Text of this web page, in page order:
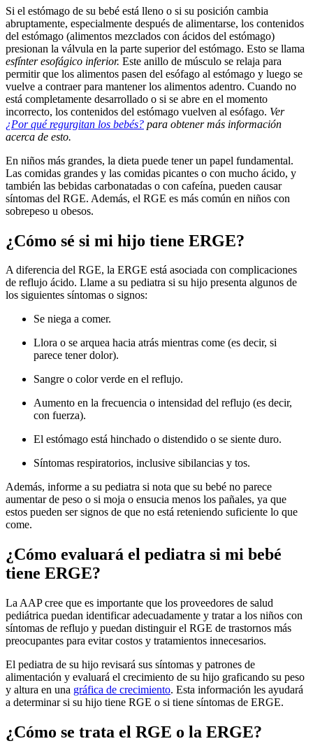
Si el estómago de su bebé está lleno o si su posición cambia
abruptamente, especialmente después de alimentarse, los contenidos
del estómago (alimentos mezclados con ácidos del estómago)
presionan la válvula en la parte superior del estómago. Esto se llama
esfínter esofágico inferior. Este anillo de músculo se relaja para
permitir que los alimentos pasen del esófago al estómago y luego se
vuelve a contraer para mantener los alimentos adentro. Cuando no
está completamente desarrollado o si se abre en el momento
incorrecto, los contenidos del estómago vuelven al esófago. Ver
¿Por qué regurgitan los bebés? para obtener más información
acerca de esto.
En niños más grandes, la dieta puede tener un papel fundamental.
Las comidas grandes y las comidas picantes o con mucho ácido, y
también las bebidas carbonatadas o con cafeína, pueden causar
síntomas del RGE. Además, el RGE es más común en niños con
sobrepeso u obesos.
¿Cómo sé si mi hijo tiene ERGE?
A diferencia del RGE, la ERGE está asociada con complicaciones
de reflujo ácido. Llame a su pediatra si su hijo presenta algunos de
los siguientes síntomas o signos:
Se niega a comer.
Llora o se arquea hacia atrás mientras come (es decir, si
parece tener dolor).
Sangre o color verde en el reflujo.
Aumento en la frecuencia o intensidad del reflujo (es decir,
con fuerza).
El estómago está hinchado o distendido o se siente duro.
Síntomas respiratorios, inclusive sibilancias y tos.
Además, informe a su pediatra si nota que su bebé no parece
aumentar de peso o si moja o ensucia menos los pañales, ya que
estos pueden ser signos de que no está reteniendo suficiente lo que
come.
¿Cómo evaluará el pediatra si mi bebé
tiene ERGE?
La AAP cree que es importante que los proveedores de salud
pediátrica puedan identificar adecuadamente y tratar a los niños con
síntomas de reflujo y puedan distinguir el RGE de trastornos más
preocupantes para evitar costos y tratamientos innecesarios.
El pediatra de su hijo revisará sus síntomas y patrones de
alimentación y evaluará el crecimiento de su hijo graficando su peso
y altura en una gráfica de crecimiento. Esta información les ayudará
a determinar si su hijo tiene RGE o si tiene síntomas de ERGE.
¿Cómo se trata el RGE o la ERGE?